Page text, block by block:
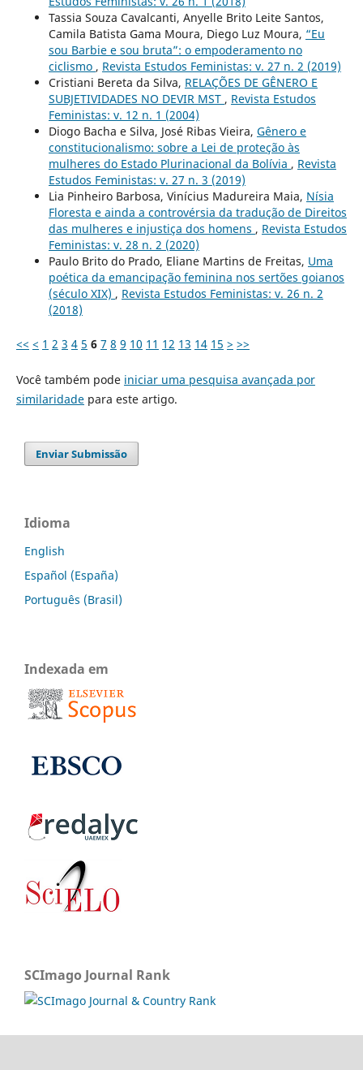
Tassia Souza Cavalcanti, Anyelle Brito Leite Santos,
Camila Batista Gama Moura, Diego Luz Moura, “Eu
sou Barbie e sou bruta”: o empoderamento no
ciclismo , Revista Estudos Feministas: v. 27 n. 2 (2019)
Cristiani Bereta da Silva, RELAÇÕES DE GÊNERO E
SUBJETIVIDADES NO DEVIR MST , Revista Estudos
Feministas: v. 12 n. 1 (2004)
Diogo Bacha e Silva, José Ribas Vieira, Gênero e
constitucionalismo: sobre a Lei de proteção às
mulheres do Estado Plurinacional da Bolívia , Revista
Estudos Feministas: v. 27 n. 3 (2019)
Lia Pinheiro Barbosa, Vinícius Madureira Maia, Nísia
Floresta e ainda a controvérsia da tradução de Direitos
das mulheres e injustiça dos homens , Revista Estudos
Feministas: v. 28 n. 2 (2020)
Paulo Brito do Prado, Eliane Martins de Freitas, Uma
poética da emancipação feminina nos sertões goianos
(século XIX) , Revista Estudos Feministas: v. 26 n. 2
(2018)
<< < 1 2 3 4 5 6 7 8 9 10 11 12 13 14 15 > >>
Você também pode iniciar uma pesquisa avançada por
similaridadepara este artigo.
Enviar Submissão
Idioma
English
Español (España)
Português (Brasil)
Indexada em
SCImago Journal Rank